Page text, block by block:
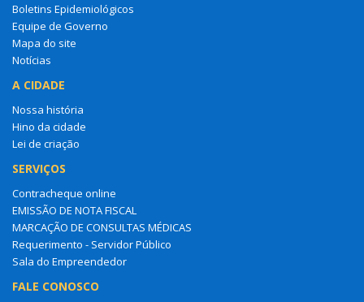
Boletins Epidemiológicos
Equipe de Governo
Mapa do site
Notícias
A CIDADE
Nossa história
Hino da cidade
Lei de criação
SERVIÇOS
Contracheque online
EMISSÃO DE NOTA FISCAL
MARCAÇÃO DE CONSULTAS MÉDICAS
Requerimento - Servidor Público
Sala do Empreendedor
FALE CONOSCO